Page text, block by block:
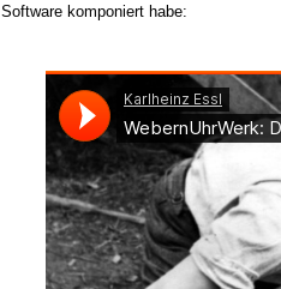
Software komponiert habe: